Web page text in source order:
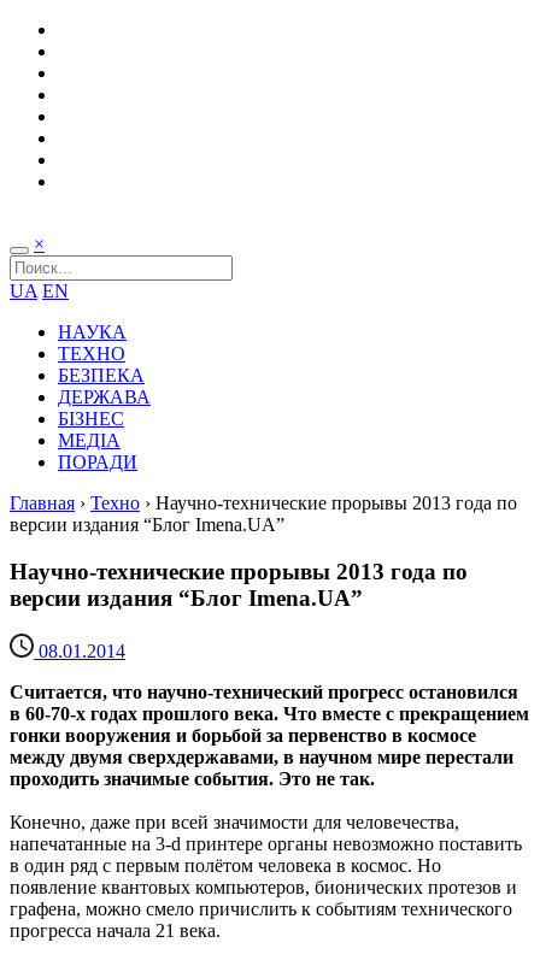
×
UA EN
НАУКА
ТЕХНО
БЕЗПЕКА
ДЕРЖАВА
БІЗНЕС
МЕДІА
ПОРАДИ
Главная › Техно › Научно-технические прорывы 2013 года по
версии издания “Блог Imena.UA”
Научно-технические прорывы 2013 года по
версии издания “Блог Imena.UA”
08.01.2014
Считается, что научно-технический прогресс остановился
в 60-70-х годах прошлого века. Что вместе с прекращением
гонки вооружения и борьбой за первенство в космосе
между двумя сверхдержавами, в научном мире перестали
проходить значимые события. Это не так.
Конечно, даже при всей значимости для человечества,
напечатанные на 3-d принтере органы невозможно поставить
в один ряд с первым полётом человека в космос. Но
появление квантовых компьютеров, бионических протезов и
графена, можно смело причислить к событиям технического
прогресса начала 21 века.